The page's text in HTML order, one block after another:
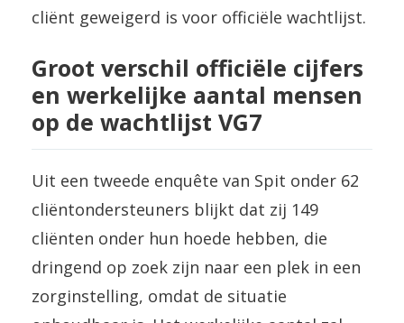
cliënt geweigerd is voor officiële wachtlijst.
Groot verschil officiële cijfers
en werkelijke aantal mensen
op de wachtlijst VG7
Uit een tweede enquête van Spit onder 62
cliëntondersteuners blijkt dat zij 149
cliënten onder hun hoede hebben, die
dringend op zoek zijn naar een plek in een
zorginstelling, omdat de situatie